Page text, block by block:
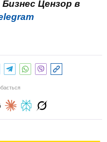
Цензор в